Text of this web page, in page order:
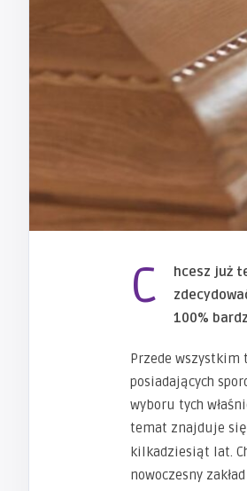
C
hcesz już
100%
Przede wszystkim
posiadających
wyboru tych
temat znajduje
kilkadziesiąt lat.
nowoczesny